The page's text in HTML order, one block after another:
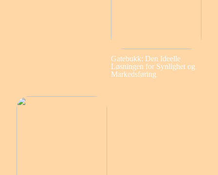
Gatebukk: Den Ideelle
Løsningen for Synlighet og
Markedsføring